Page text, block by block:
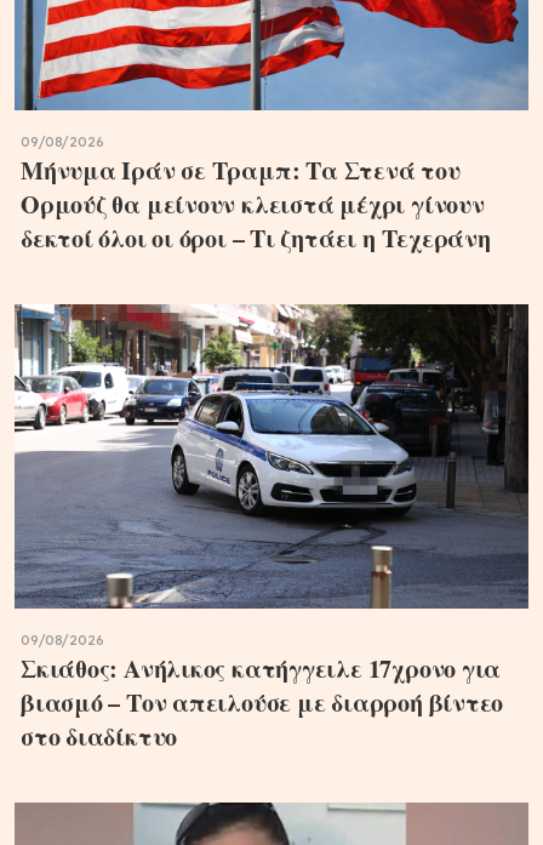
09/08/2026
Μήνυμα Ιράν σε Τραμπ: Τα Στενά του
Ορμούζ θα μείνουν κλειστά μέχρι γίνουν
δεκτοί όλοι οι όροι – Τι ζητάει η Τεχεράνη
09/08/2026
Σκιάθος: Ανήλικος κατήγγειλε 17χρονο για
βιασμό – Τον απειλούσε με διαρροή βίντεο
στο διαδίκτυο